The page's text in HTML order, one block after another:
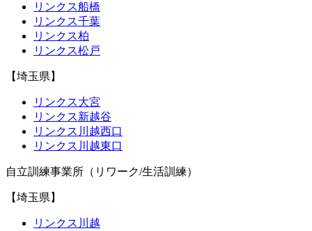
リンクス船橋
リンクス千葉
リンクス柏
リンクス松戸
【埼玉県】
リンクス大宮
リンクス新越谷
リンクス川越西口
リンクス川越東口
自立訓練事業所（リワーク/生活訓練）
【埼玉県】
リンクス川越